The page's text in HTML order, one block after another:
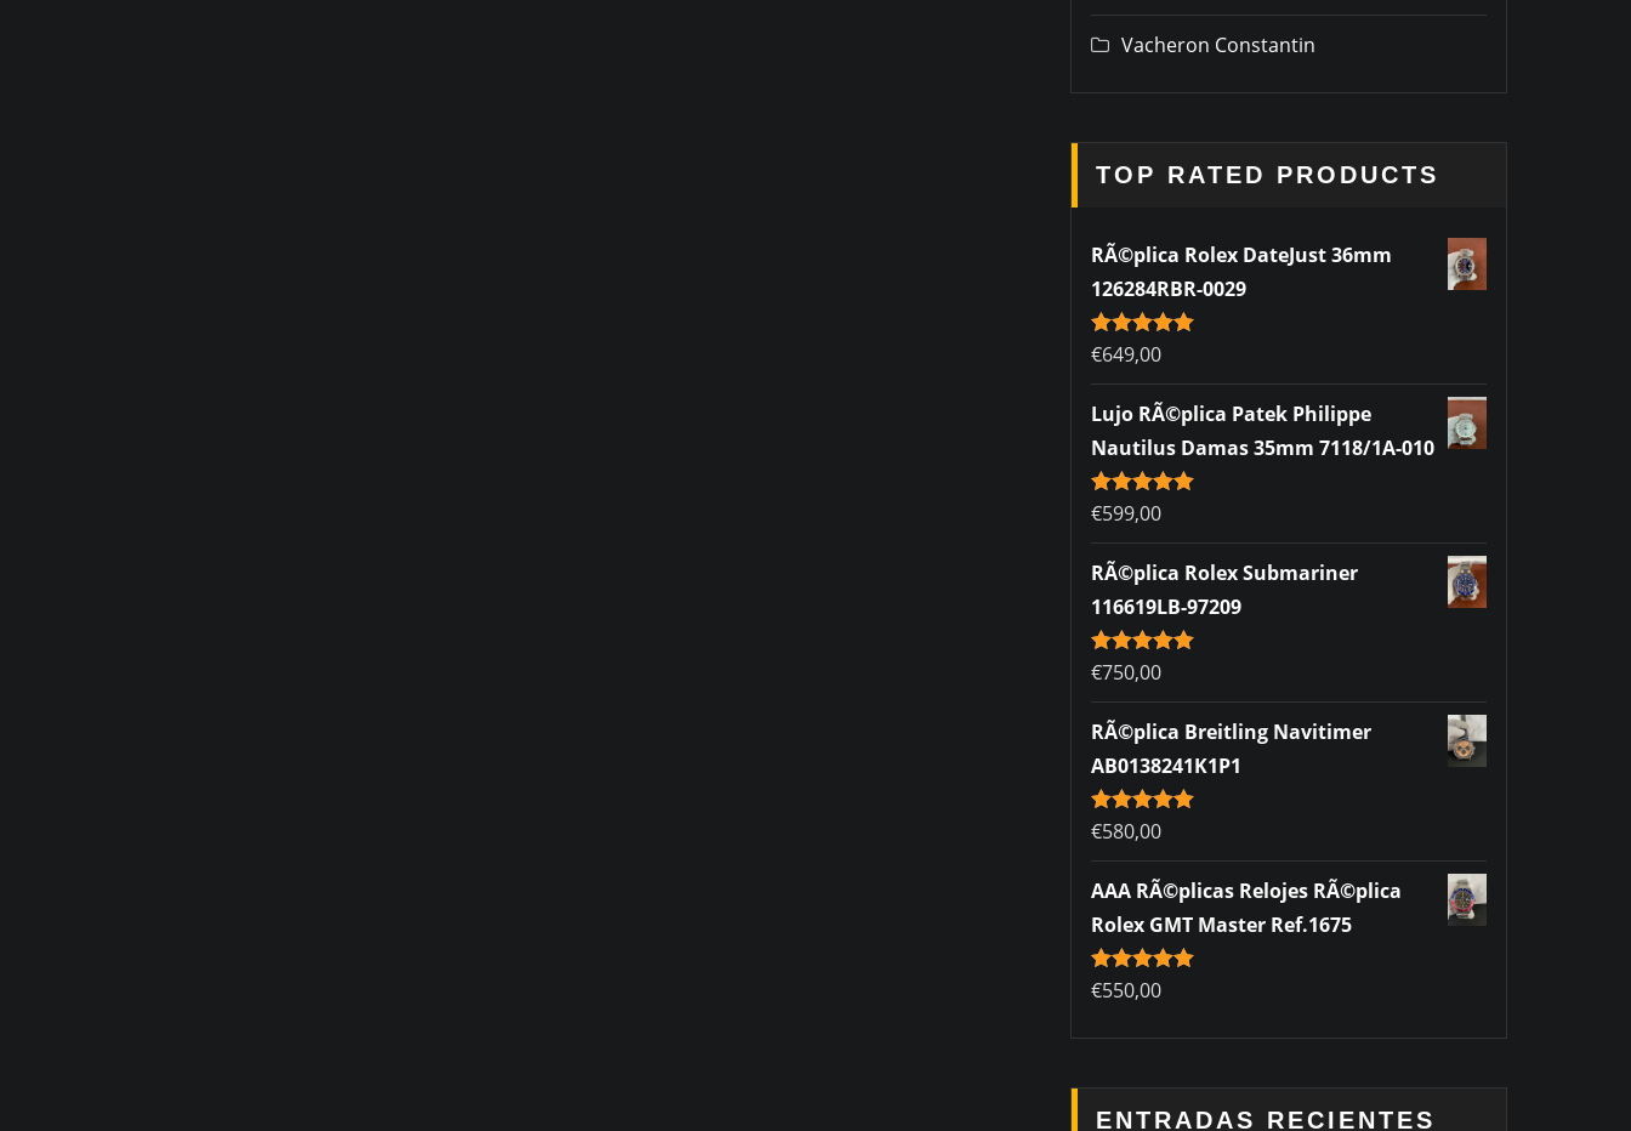
Vacheron Constantin
TOP RATED PRODUCTS
RÃ©plica Rolex DateJust 36mm
126284RBR-0029
Rated5.00
out of 5
€649,00
Lujo RÃ©plica Patek Philippe
Nautilus Damas 35mm 7118/1A-010
Rated5.00
out of 5
€599,00
RÃ©plica Rolex Submariner
116619LB-97209
Rated5.00
out of 5
€750,00
RÃ©plica Breitling Navitimer
AB0138241K1P1
Rated5.00
out of 5
€580,00
AAA RÃ©plicas Relojes RÃ©plica
Rolex GMT Master Ref.1675
Rated5.00
out of 5
€550,00
ENTRADAS RECIENTES